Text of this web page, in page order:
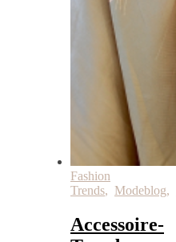
Fashion
Trends, Modeblog,
Accessoire-